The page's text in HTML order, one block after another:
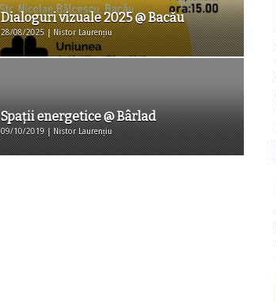
Dialoguri vizuale 2025 @ Bacău
28/08/2025 | Nistor Laurențiu
Spații energetice @ Bârlad
09/10/2019 | Nistor Laurențiu